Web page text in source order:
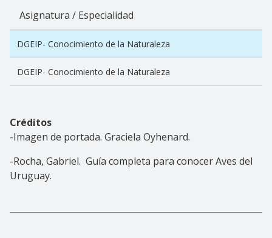
Asignatura / Especialidad
DGEIP- Conocimiento de la Naturaleza
DGEIP- Conocimiento de la Naturaleza
Créditos
-Imagen de portada. Graciela Oyhenard.
-Rocha, Gabriel. Guía completa para conocer Aves del
Uruguay.